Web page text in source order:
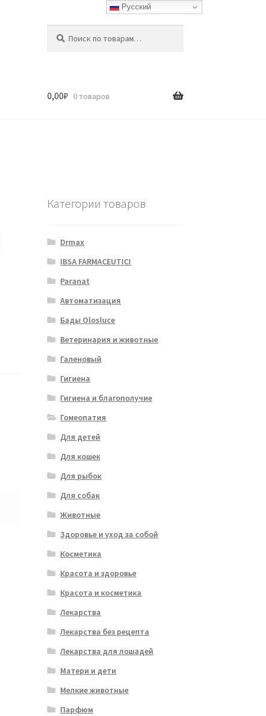
0,00₽ 0 товаров
Категории товаров
Drmax
IBSA FARMACEUTICI
Paranat
Автоматизация
Бады Olosluce
Ветеринария и животные
Галеновый
Гигиена
Гигиена и благополучие
Гомеопатия
Для детей
Для кошек
Для рыбок
Для собак
Животные
Здоровье и уход за собой
Косметика
Красота и здоровье
Красота и косметика
Лекарства
Лекарства без рецепта
Лекарства для лошадей
Матери и дети
Мелкие животные
Парфюм
Русский